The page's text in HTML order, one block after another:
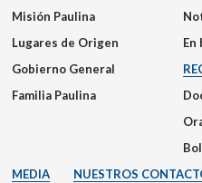
Misión Paulina
Lugares de Origen
Gobierno General
Familia Paulina
En
MEDIA
NUESTROS